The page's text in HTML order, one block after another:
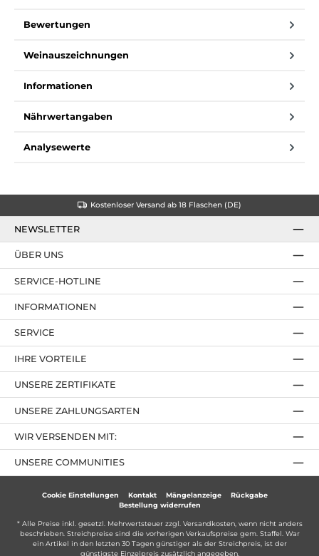
Bewertungen
Weinauszeichnungen
Informationen
Nährwertangaben
Analysewerte
Kostenloser Versand ab 18 Flaschen (DE)
NEWSLETTER
SERVICE-HOTLINE
IHRE VORTEILE
UNSERE ZAHLUNGSARTEN
ÜBER UNS
UNSERE ZERTIFIKATE
INFORMATIONEN
SERVICE
UNSERE COMMUNITIES
WIR VERSENDEN MIT:
Cookie Einstellungen Kontakt Mängelanzeige
Rückgabe
Bestellung widerrufen
* Alle Preise inkl. gesetzl. Mehrwertsteuer zzgl. Versandkosten, wenn nicht anders
beschrieben. Streichpreise sind die vorherigen Verkaufspreise gem. Staffel. War
ein Artikel in den letzten 30 Tagen günstiger als der Streichpreis, ist der
günstigste Einzelpreis zusätzlich angegeben.